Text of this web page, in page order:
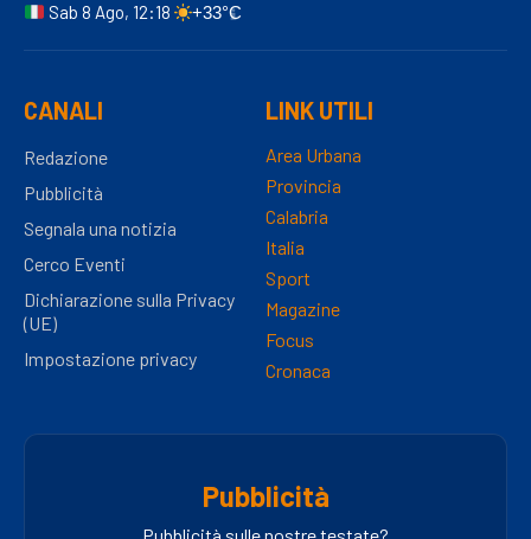
Sab 8 Ago, 12:18 +33°C
CANALI
Redazione
Pubblicità
Segnala una notizia
Cerco Eventi
Dichiarazione sulla Privacy
(UE)
Impostazione privacy
LINK UTILI
Area Urbana
Provincia
Calabria
Italia
Sport
Magazine
Focus
Cronaca
Pubblicità
Pubblicità sulle nostre testate?